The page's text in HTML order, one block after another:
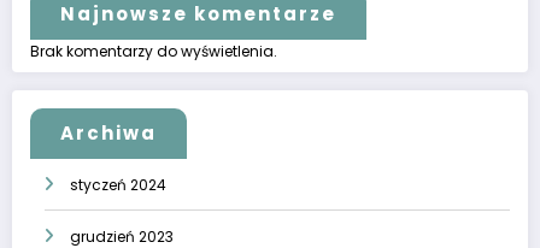
Najnowsze komentarze
Brak komentarzy do wyświetlenia.
Archiwa
styczeń 2024
grudzień 2023